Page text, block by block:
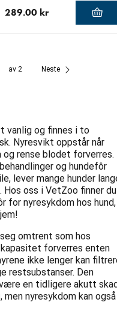
289.00 kr
av 2 Neste
vanlig og finnes i to
Nyresvikt oppstår når
rense blodet forverres.
og hundefôr
lever mange hunder
oss i VetZoo finner du
nyresykdom hos hund,
omtrent som hos
forverres enten
ikke lenger kan
restsubstanser. Den
en tidligere akutt
nyresykdom kan også